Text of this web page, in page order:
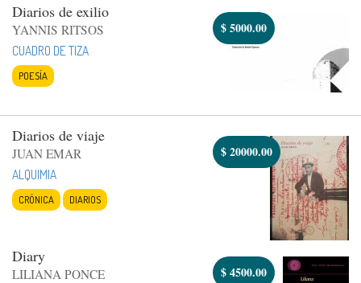
Diarios de exilio
YANNIS RITSOS
CUADRO DE TIZA
POESÍA
$5000.00
Diarios de viaje
JUAN EMAR
ALQUIMIA
CRÓNICA DIARIOS
$20000.00
Diary
LILIANA PONCE
$4500.00